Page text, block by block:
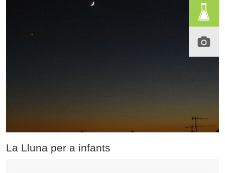
La Lluna per a infants